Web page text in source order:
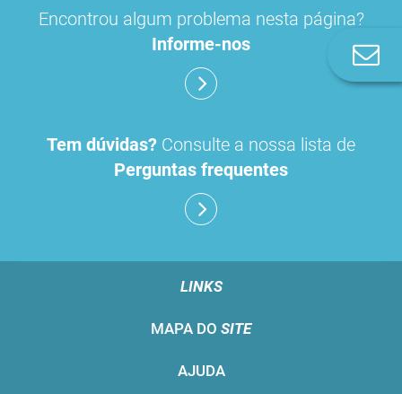
Encontrou algum problema nesta página?
Informe-nos
Tem dúvidas? Consulte a nossa lista de
Perguntas frequentes
LINKS
MAPA DO SITE
AJUDA